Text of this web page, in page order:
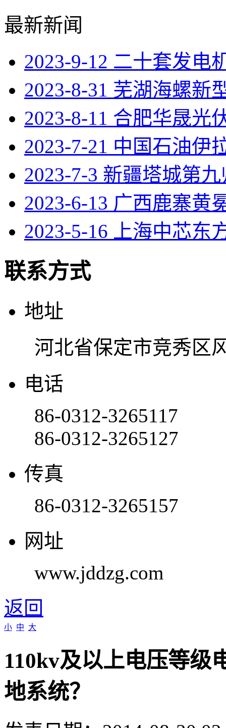
最新新闻
2023-9-12 二十套发电
2023-8-31 芜湖海螺新
2023-8-11 合肥华晟光
2023-7-21 中国石油伊
2023-7-3 新疆塔城第
2023-6-13 广西鹿寨黄
2023-5-16 上海中芯东
联系方式
地址
河北省保定市竞秀区
电话
86-0312-3265117
86-0312-3265127
传真
86-0312-3265157
网址
www.jddzg.com
返回
小 中 大
110kv及以上电压等级
地系统？